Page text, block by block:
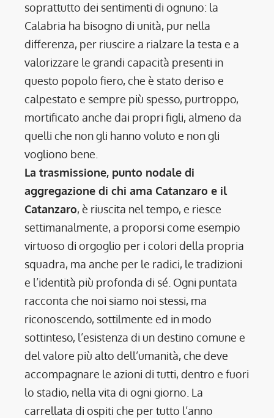
soprattutto dei sentimenti di ognuno: la
Calabria ha bisogno di unità, pur nella
differenza, per riuscire a rialzare la testa e a
valorizzare le grandi capacità presenti in
questo popolo fiero, che è stato deriso e
calpestato e sempre più spesso, purtroppo,
mortificato anche dai propri figli, almeno da
quelli che non gli hanno voluto e non gli
vogliono bene.
La trasmissione, punto nodale di
aggregazione di chi ama Catanzaro e il
Catanzaro, è riuscita nel tempo, e riesce
settimanalmente, a proporsi come esempio
virtuoso di orgoglio per i colori della propria
squadra, ma anche per le radici, le tradizioni
e l’identità più profonda di sé. Ogni puntata
racconta che noi siamo noi stessi, ma
riconoscendo, sottilmente ed in modo
sottinteso, l’esistenza di un destino comune e
del valore più alto dell’umanità, che deve
accompagnare le azioni di tutti, dentro e fuori
lo stadio, nella vita di ogni giorno. La
carrellata di ospiti che per tutto l’anno